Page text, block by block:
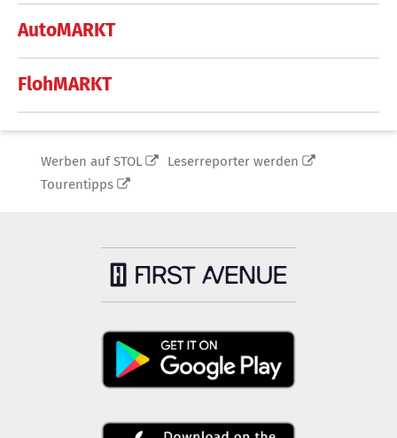
AutoMARKT
FlohMARKT
Werben auf STOL
Leserreporter werden
Tourentipps